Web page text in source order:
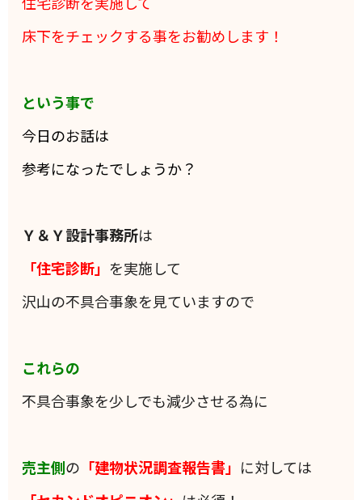
床下をチェックする事をお勧めします！
という事で
今日のお話は
参考になったでしょうか？
Ｙ＆Ｙ設計事務所は
「住宅診断」 を実施して
沢山の不具合事象を見ていますので
これらの
不具合事象を少しでも減少させる為に
売主側の 「建物状況調査報告書」 に対しては